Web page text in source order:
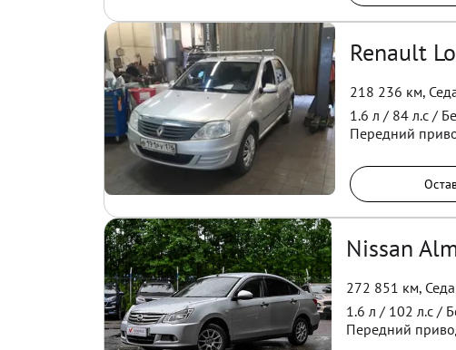
Renault
218 236 км,
1.6 л / 84л.с /
Передний
Nissan
272 851 км,
1.6 л / 102 л.с /
Передний